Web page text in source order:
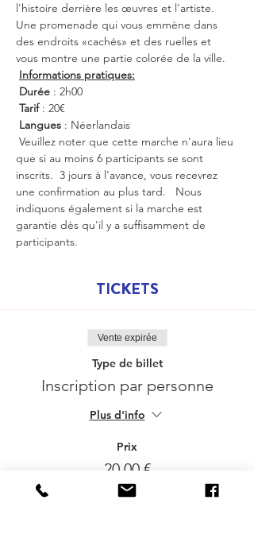
l'histoire derrière les œuvres et l'artiste.
Une promenade qui vous emmène dans
des endroits «cachés» et des ruelles et
vous montre une partie colorée de la ville.
Informations pratiques:
Durée : 2h00
Tarif : 20€
Langues : Néerlandais
que si au moins 6 participants se sont
inscrits.  3 jours à l'avance, vous recevrez
une confirmation au plus tard.   Nous
indiquons également si la marche est
garantie dès qu'il y a suffisamment de
participants.
TICKETS
Vente expirée
Type de billet
Inscription par personne
Plus d'info
Prix
20,00 €
BTW incluse